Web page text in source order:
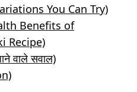
You Can Try)
Benefits of
Recipe)
वाले सवाल)